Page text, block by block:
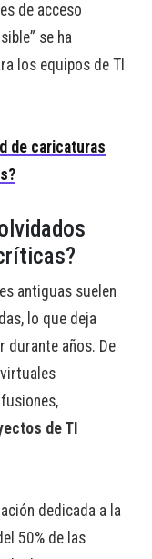
de acceso
se ha
los equipos de TI
de caricaturas
antiguas suelen
lo que deja
durante años. De
de TI
dedicada a la
50% de las